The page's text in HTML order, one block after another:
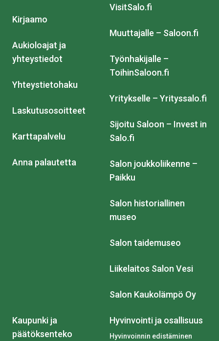
Kirjaamo
Aukioloajat ja
yhteystiedot
Yhteystietohaku
Laskutusosoitteet
Karttapalvelu
Anna palautetta
VisitSalo.fi
Muuttajalle – Saloon.fi
Työnhakijalle –
ToihinSaloon.fi
Yritykselle – Yrityssalo.fi
Sijoitu Saloon – Invest in
Salo.fi
Salon joukkoliikenne –
Paikku
Salon historiallinen
museo
Salon taidemuseo
Liikelaitos Salon Vesi
Salon Kaukolämpö Oy
Kaupunki ja
päätöksenteko
Hyvinvointi ja osallisuus
Hyvinvoinnin edistäminen